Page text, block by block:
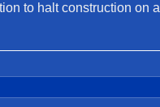
to halt construction on a